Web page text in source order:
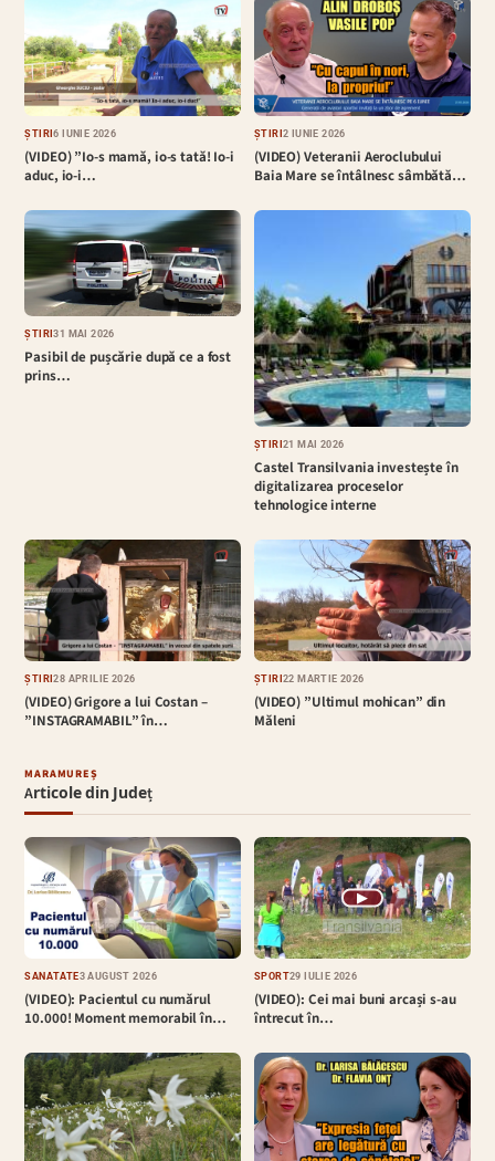
ȘTIRI6 IUNIE 2026
(VIDEO) ”Io-s mamă, io-s tată! Io-i
aduc, io-i…
ȘTIRI2 IUNIE 2026
(VIDEO) Veteranii Aeroclubului
Baia Mare se întâlnesc sâmbătă…
ȘTIRI31 MAI 2026
Pasibil de pușcărie după ce a fost
prins…
ȘTIRI21 MAI 2026
Castel Transilvania investește în
digitalizarea proceselor
tehnologice interne
ȘTIRI28 APRILIE 2026
(VIDEO) Grigore a lui Costan –
”INSTAGRAMABIL” în…
ȘTIRI22 MARTIE 2026
(VIDEO) ”Ultimul mohican” din
Măleni
MARAMUREȘ
Articole din Județ
SĂNĂTATE3 AUGUST 2026
(VIDEO): Pacientul cu numărul
10.000! Moment memorabil în…
▶
SPORT29 IULIE 2026
(VIDEO): Cei mai buni arcași s-au
întrecut în…